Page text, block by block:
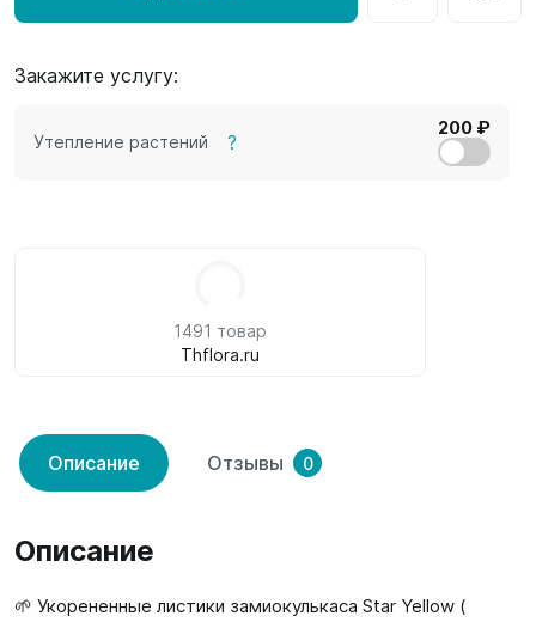
Закажите услугу:
Утепление растений ?
200 ₽
1491 товар
Thflora.ru
Описание Отзывы 0
Описание
🌱 Укорененные листики замиокулькаса Star Yellow (